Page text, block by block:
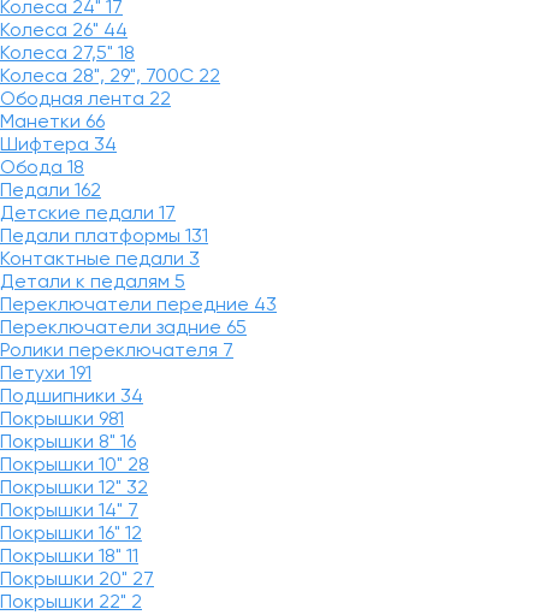
Колеса 24" 17
Колеса 26" 44
Колеса 27,5" 18
Колеса 28", 29", 700С 22
Ободная лента 22
Манетки 66
Шифтера 34
Обода 18
Педали 162
Детские педали 17
Педали платформы 131
Контактные педали 3
Детали к педалям 5
Переключатели передние 43
Переключатели задние 65
Ролики переключателя 7
Петухи 191
Подшипники 34
Покрышки 981
Покрышки 8" 16
Покрышки 10" 28
Покрышки 12" 32
Покрышки 14" 7
Покрышки 16" 12
Покрышки 18" 11
Покрышки 20" 27
Покрышки 22" 2